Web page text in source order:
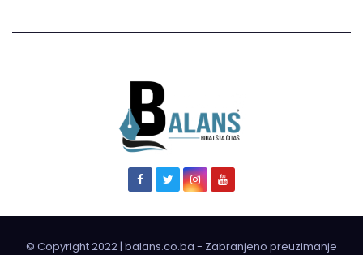
© Copyright 2022 | balans.co.ba - Zabranjeno preuzimanje